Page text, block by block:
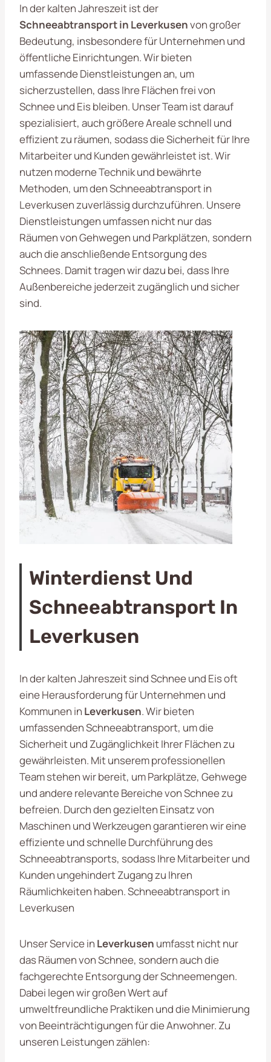
In der kalten Jahreszeit ist der
Schneeabtransport in Leverkusenvon großer
Bedeutung, insbesondere für Unternehmen und
öffentliche Einrichtungen. Wir bieten
umfassende Dienstleistungen an, um
sicherzustellen, dass Ihre Flächen frei von
Schnee und Eis bleiben. Unser Team ist darauf
spezialisiert, auch größere Areale schnell und
effizient zu räumen, sodass die Sicherheit für Ihre
Mitarbeiter und Kunden gewährleistet ist. Wir
nutzen moderne Technik und bewährte
Methoden, um den Schneeabtransport in
Leverkusen zuverlässig durchzuführen. Unsere
Dienstleistungen umfassen nicht nur das
Räumen von Gehwegen und Parkplätzen, sondern
auch die anschließende Entsorgung des
Schnees. Damit tragen wir dazu bei, dass Ihre
Außenbereiche jederzeit zugänglich und sicher
sind.
Winterdienst Und
Schneeabtransport In
Leverkusen
In der kalten Jahreszeit sind Schnee und Eis oft
eine Herausforderung für Unternehmen und
Kommunen in Leverkusen. Wir bieten
umfassenden Schneeabtransport, um die
Sicherheit und Zugänglichkeit Ihrer Flächen zu
gewährleisten. Mit unserem professionellen
Team stehen wir bereit, um Parkplätze, Gehwege
und andere relevante Bereiche von Schnee zu
befreien. Durch den gezielten Einsatz von
Maschinen und Werkzeugen garantieren wir eine
effiziente und schnelle Durchführung des
Schneeabtransports, sodass Ihre Mitarbeiter und
Kunden ungehindert Zugang zu Ihren
Räumlichkeiten haben. Schneeabtransport in
Leverkusen
Unser Service in Leverkusen umfasst nicht nur
das Räumen von Schnee, sondern auch die
fachgerechte Entsorgung der Schneemengen.
Dabei legen wir großen Wert auf
umweltfreundliche Praktiken und die Minimierung
von Beeinträchtigungen für die Anwohner. Zu
unseren Leistungen zählen: